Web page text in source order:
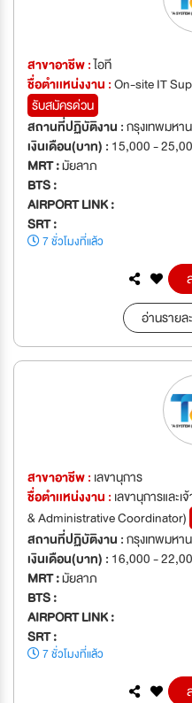
สาขาอาชีพ :ไอที
ชื่อตำเเหน่งงาน :On-site IT
รับสมัครด่วน
สถานที่ปฏิบัติงาน :กรุงเทพมหา
เงินเดือน(บาท) : 15,000 -
MRT :มัยลาภ
BTS :
AIRPORT LINK :
SRT :
7 ชั่วโมงที่แล้ว
อ่านรายล
สาขาอาชีพ : เลขานุการ
ชื่อตำเเหน่งงาน : เลขานุการและ
& Administrative Coordinator)
สถานที่ปฏิบัติงาน :กรุงเทพมหา
เงินเดือน(บาท) : 16,000 -
MRT :มัยลาภ
BTS :
AIRPORT LINK :
SRT :
7 ชั่วโมงที่แล้ว